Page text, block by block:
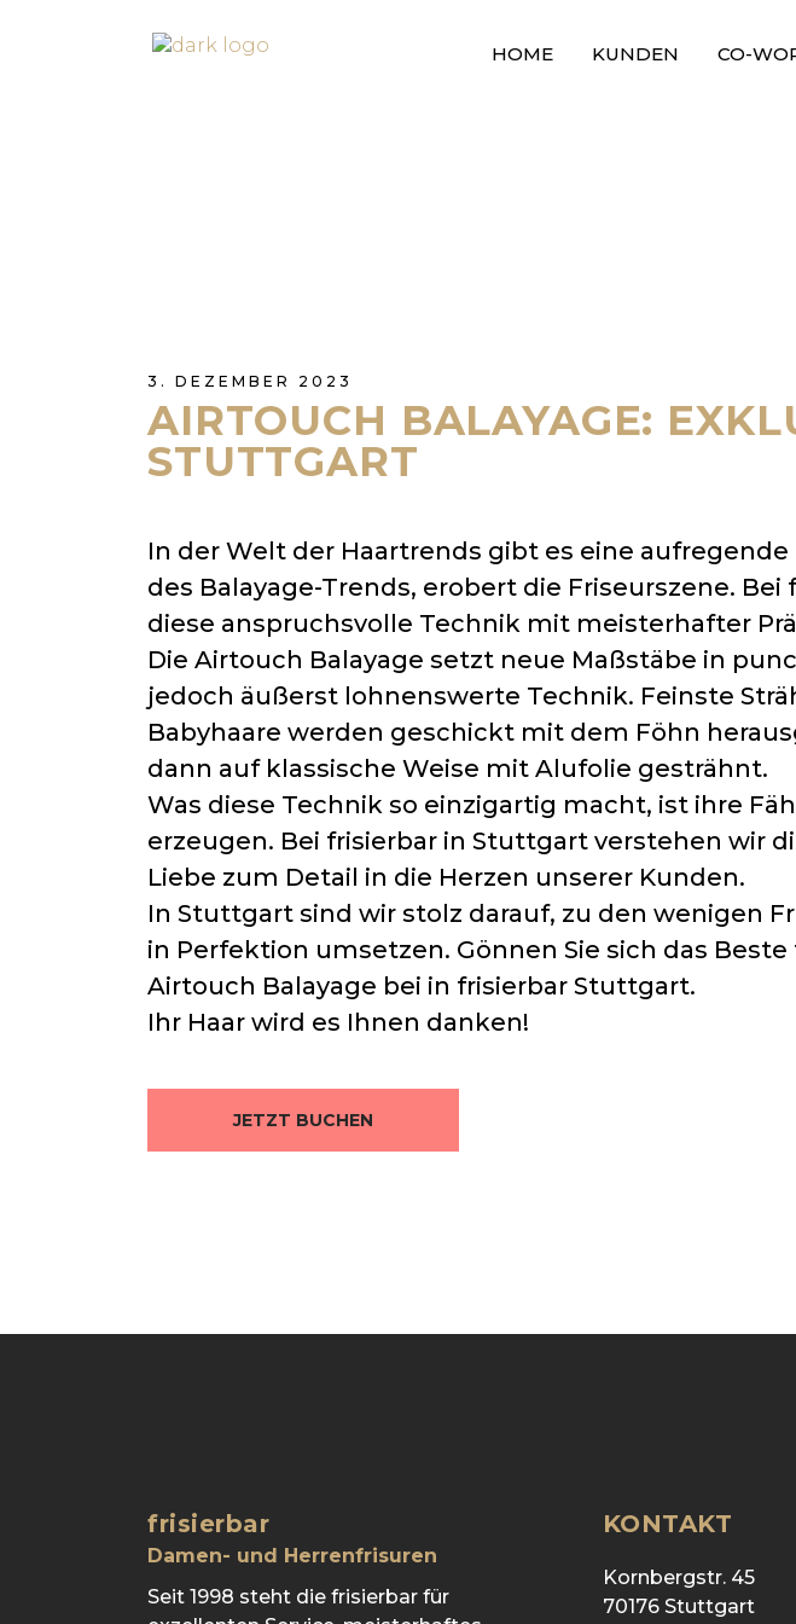
HOME KUNDEN CO-
3. DEZEMBER 2023
AIRTOUCH BALAYAGE:
STUTTGART
In der Welt der Haartrends gibt es eine
des Balayage-Trends, erobert die Friseurszene.
diese anspruchsvolle Technik mit meisterhafter
Die Airtouch Balayage setzt neue Maßstäbe in
jedoch äußerst lohnenswerte Technik. Feinste
Babyhaare werden geschickt mit dem Föhn
dann auf klassische Weise mit Alufolie gesträhnt.
Was diese Technik so einzigartig macht, ist ihre
erzeugen. Bei frisierbar in Stuttgart verstehen wir
Liebe zum Detail in die Herzen unserer Kunden.
In Stuttgart sind wir stolz darauf, zu den wenigen
in Perfektion umsetzen. Gönnen Sie sich das
Airtouch Balayage bei in frisierbar Stuttgart.
Ihr Haar wird es Ihnen danken!
JETZT BUCHEN
frisierbar
Damen- und Herrenfrisuren
Seit 1998 steht die frisierbar für
KONTAKT
Kornbergstr. 45
70176 Stuttgart